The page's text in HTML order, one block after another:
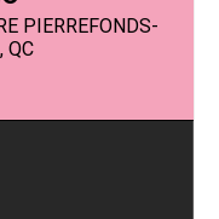
PIERREFONDS-
QC